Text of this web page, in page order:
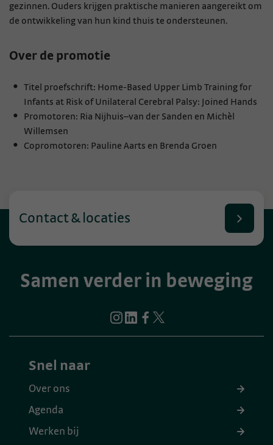
gezinnen. Ouders krijgen praktische manieren aangereikt om
de ontwikkeling van hun kind thuis te ondersteunen.
Over de promotie
Titel proefschrift: Home-Based Upper Limb Training for
Infants at Risk of Unilateral Cerebral Palsy: Joined Hands
Promotoren: Ria Nijhuis–van der Sanden en Michèl
Willemsen
Copromotoren: Pauline Aarts en Brenda Groen
Samen verder in beweging
Contact & locaties
Snel naar
Over ons
Agenda
Werken bij